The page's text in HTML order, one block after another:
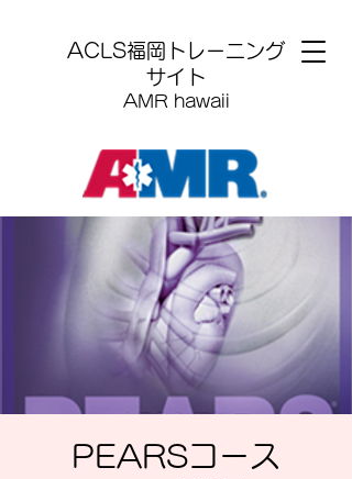
​ACLS福岡トレーニング
サイト
AMR hawaii
PEARSコース